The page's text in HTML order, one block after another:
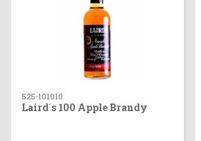
525-101010
Laird´s 100 Apple Brandy